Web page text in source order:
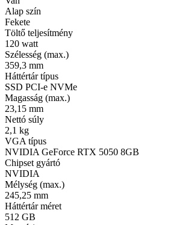
Alap szín
Fekete
Töltő teljesítmény
120 watt
Szélesség (max.)
359,3 mm
Háttértár típus
SSD PCI-e NVMe
Magasság (max.)
23,15 mm
Nettó súly
2,1 kg
VGA típus
NVIDIA GeForce RTX 5050 8GB
Chipset gyártó
NVIDIA
Mélység (max.)
245,25 mm
Háttértár méret
512 GB